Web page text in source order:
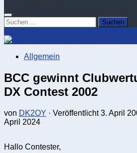
Suchen
nach:
Allgemein
BCC gewinnt
DX Contest 2002
von DK2OY · Veröffentlicht3. April
April 2024
Hallo Contester,